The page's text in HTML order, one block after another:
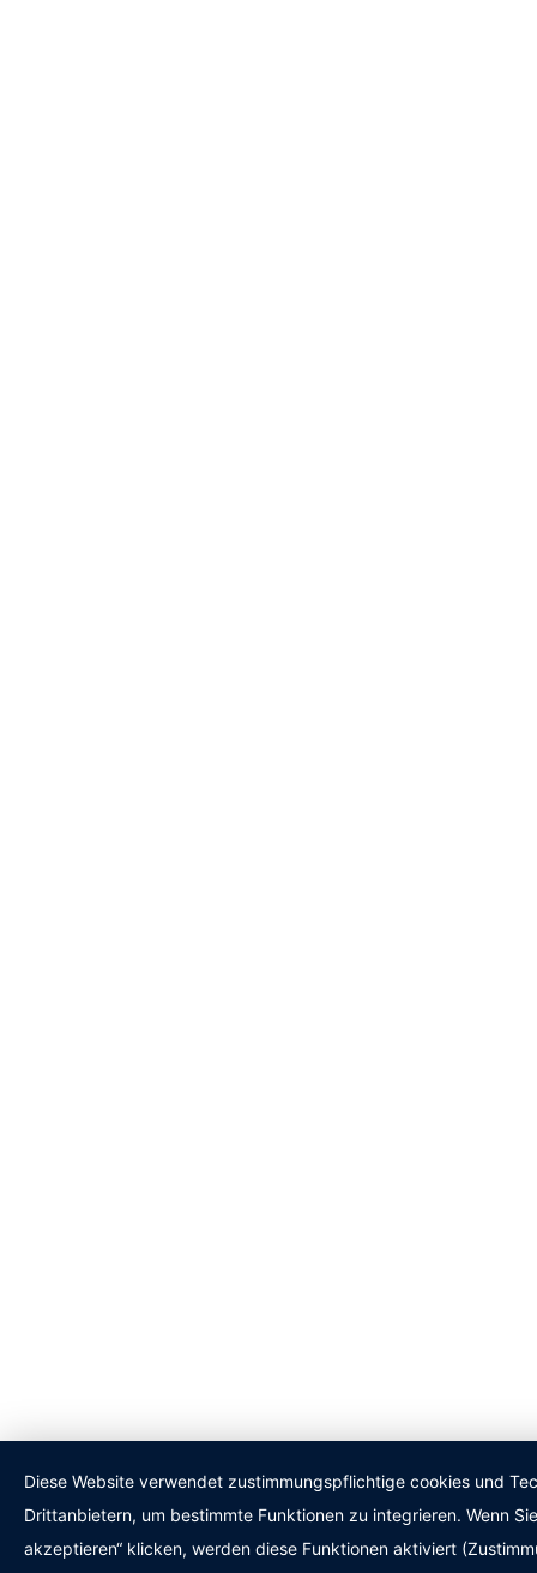
Diese Website verwendet zustimmungspflichtige cookies und
Drittanbietern, um bestimmte Funktionen zu integrieren. Wenn
akzeptieren“ klicken, werden diese Funktionen aktiviert